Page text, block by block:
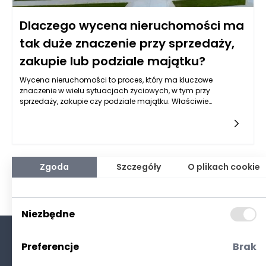
Dlaczego wycena nieruchomości ma
tak duże znaczenie przy sprzedaży,
zakupie lub podziale majątku?
Wycena nieruchomości to proces, który ma kluczowe
znaczenie w wielu sytuacjach życiowych, w tym przy
sprzedaży, zakupie czy podziale majątku. Właściwie
mieszkania, kluczowym jest, aby na etapie przygotowań
uwzględnić staranną wycenę. To ona pozwala ustalić realny
poziom cenowy, który coraz częściej decyduje o tym, czy
Zgoda Szczegóły O plikach cookie
Niezbędne
Preferencje Brak